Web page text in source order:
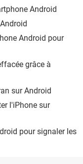
Android
Android pour
grâce à
sur Android
l'iPhone sur
pour signaler les